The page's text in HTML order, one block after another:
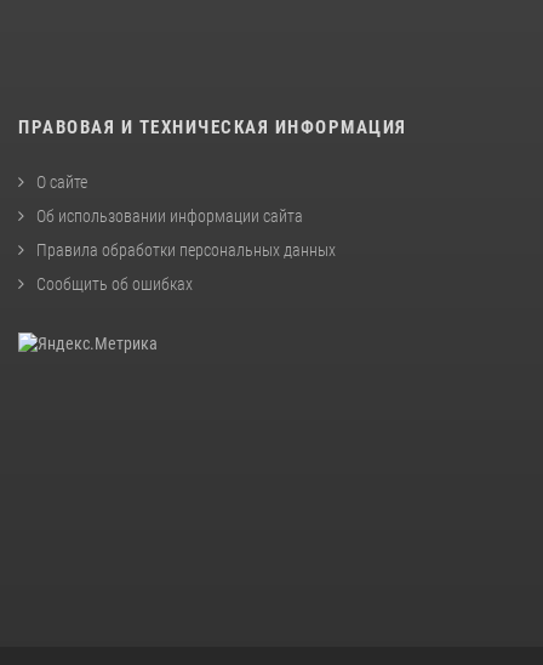
ПРАВОВАЯ И ТЕХНИЧЕСКАЯ ИНФОРМАЦИЯ
О сайте
Об использовании информации сайта
Правила обработки персональных данных
Сообщить об ошибках